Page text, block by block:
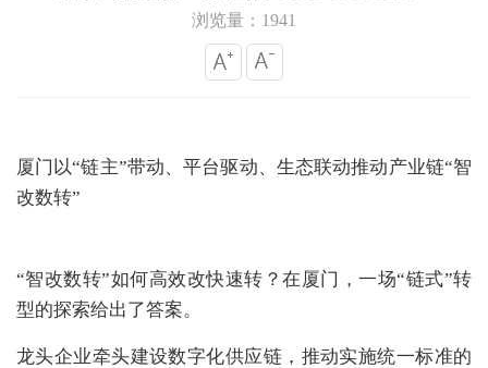
浏览量： 1941
厦门以“链主”带动、平台驱动、生态联动推动产业链“智
改数转”
“智改数转”如何高效改快速转？在厦门，一场“链式”转
型的探索给出了答案。
龙头企业牵头建设数字化供应链，推动实施统一标准的